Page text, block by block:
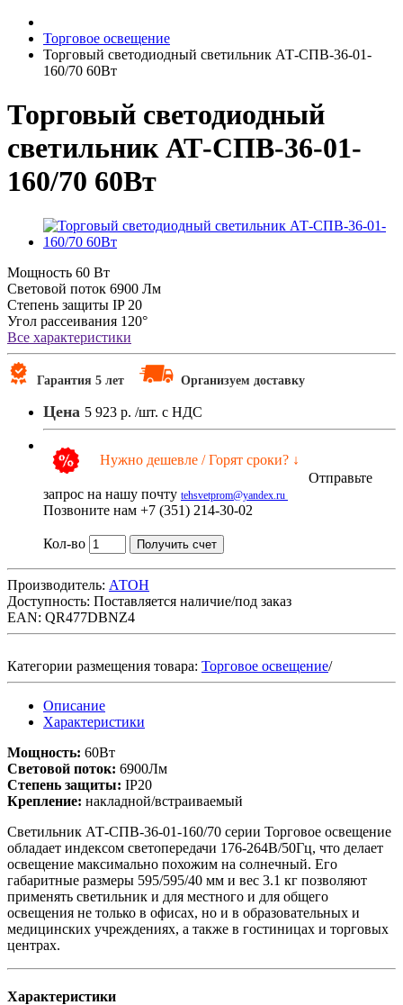
Торговое освещение
Торговый светодиодный светильник АТ-СПВ-36-01-
160/70 60Вт
Торговый светодиодный
светильник АТ-СПВ-36-01-
160/70 60Вт
Мощность 60 Вт
Световой поток 6900 Лм
Степень защиты IP 20
Угол рассеивания 120°
Все характеристики
Гарантия 5 лет Организуем доставку
Цена 5 923 р. /шт. с НДС
Нужно дешевле / Горят сроки? ↓
Отправьте
запрос на нашу почту tehsvetprom@yandex.ru
Позвоните нам +7 (351) 214-30-02
Кол-во Получить счет
Производитель: АТОН
Доступность: Поставляется наличие/под заказ
EAN: QR477DBNZ4
Категории размещения товара: Торговое освещение/
Описание
Характеристики
Мощность: 60Вт
Световой поток: 6900Лм
Степень защиты: IP20
Крепление: накладной/встраиваемый
Светильник АТ-СПВ-36-01-160/70 серии Торговое освещение
обладает индексом светопередачи 176-264В/50Гц, что делает
освещение максимально похожим на солнечный. Его
габаритные размеры 595/595/40 мм и вес 3.1 кг позволяют
применять светильник и для местного и для общего
освещения не только в офисах, но и в образовательных и
медицинских учреждениях, а также в гостиницах и торговых
центрах.
Характеристики